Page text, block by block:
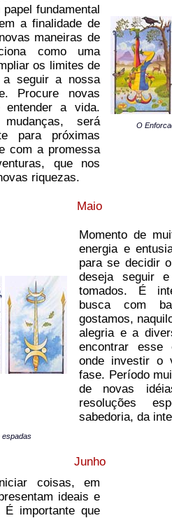
fundamental
a finalidade de
maneiras de
como uma
os limites de
a seguir a nossa
Procure novas
a vida.
será
para próximas
com a promessa
que nos
riquezas.
O
Maio
Momento de
energia e
para se decidir
deseja seguir
tomados. É
busca com
gostamos,
alegria e a
encontrar esse
onde investir o
fase. Período
de novas
resoluções
sabedoria, da
Junho
coisas, em
ideais e
importante que